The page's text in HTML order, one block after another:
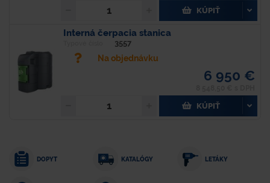
KÚPIŤ
Interná čerpacia stanica
3557
Na objednávku
6 950 €
KÚPIŤ
DOPYT KATALÓGY LETÁKY